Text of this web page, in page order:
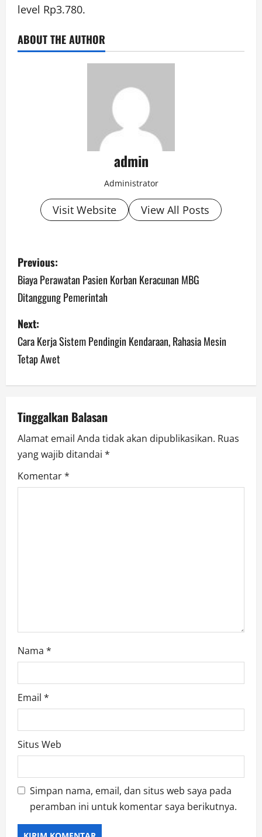
level Rp3.780.
ABOUT THE AUTHOR
admin
Administrator
Visit Website View All Posts
P
o
s
t
n
a
i
g
a
Previous:
Biaya Perawatan Pasien Korban Keracunan MBG
Ditanggung Pemerintah
Next:
Cara Kerja Sistem Pendingin Kendaraan, Rahasia Mesin
Tetap Awet
Tinggalkan Balasan
Alamat email Anda tidak akan dipublikasikan. Ruas
yang wajib ditandai *
Komentar*
Nama *
Email *
Situs Web
Simpan nama, email, dan situs web saya pada
peramban ini untuk komentar saya berikutnya.